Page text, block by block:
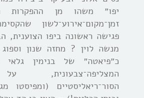
יפו״ משהו מן ההפקרות
זמן־מקום־אירוע־לשון
פגישה ראשונה ביפו הצוענית,
מנשה לוין ? מחזה שנון
כ״פיאטה״ של בנימין
המצליפה־צבעונית,
הסור־ריאליסטיים (ומפיסטו